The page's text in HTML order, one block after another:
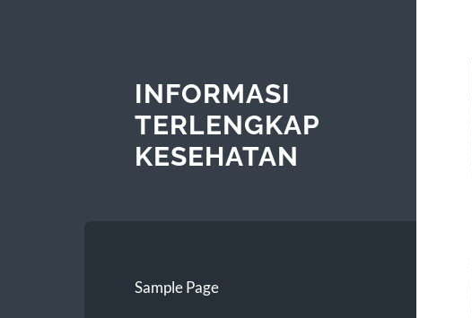
INFORMASI
TERLENGKAP
KESEHATAN
Sample Page